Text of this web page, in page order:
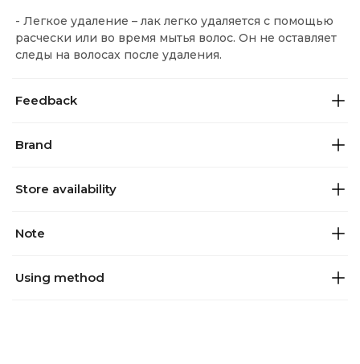
- Легкое удаление – лак легко удаляется с помощью
расчески или во время мытья волос. Он не оставляет
следы на волосах после удаления.
Feedback
Brand
Store availability
Note
Using method